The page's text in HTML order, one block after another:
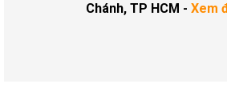
Chánh, TP HCM - Xem